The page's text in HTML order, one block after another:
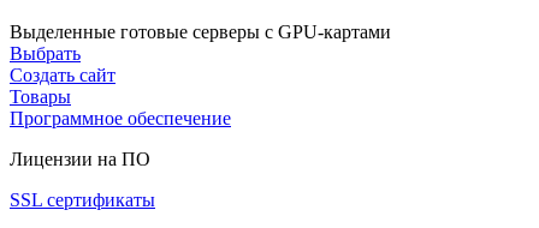
Выделенные готовые серверы с GPU-картами
Выбрать
Создать сайт
Товары
Программное обеспечение
Лицензии на ПО
SSL сертификаты